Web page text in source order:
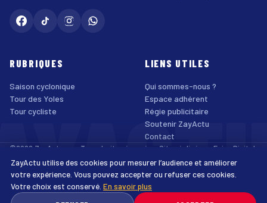
RUBRIQUES
Saison cyclonique
Tour des Yoles
Tour cycliste
LIENS UTILES
Qui sommes-nous ?
Espace adhérent
Régie publicitaire
Soutenir ZayActu
Contact
©2026 ZayActu.org. Tous droits réservés. · Site réalisé par Enjoy Digital
Agency
Mentions légales
Confidentialité Cookies Accessibilité
ZayActu utilise des cookies pour mesurer l’audience et améliorer
votre expérience. Vous pouvez accepter ou refuser ces cookies.
Votre choix est conservé. En savoir plus